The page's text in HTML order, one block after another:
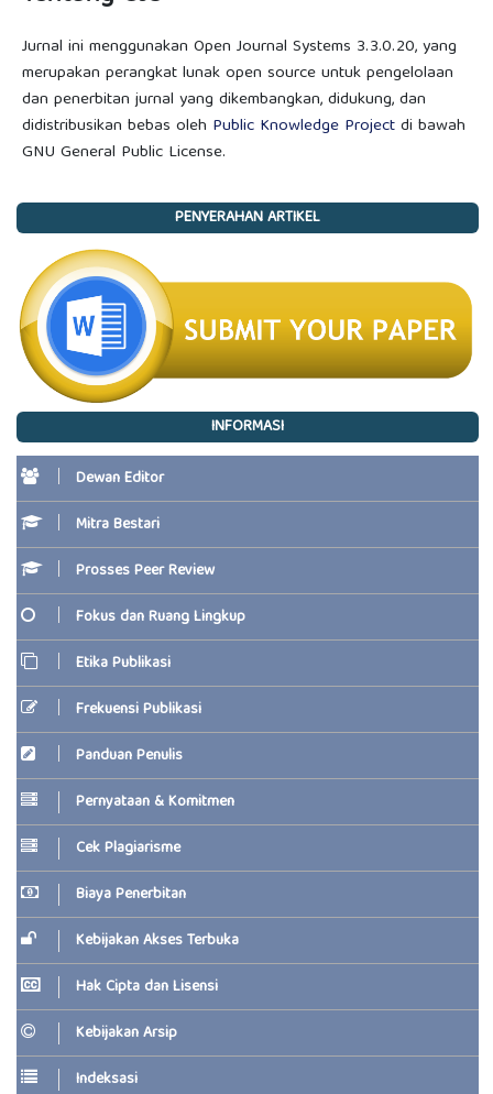
Jurnal ini menggunakan Open Journal Systems 3.3.0.20, yang
merupakan perangkat lunak open source untuk pengelolaan
dan penerbitan jurnal yang dikembangkan, didukung, dan
didistribusikan bebas oleh Public Knowledge Projectdi bawah
GNU General Public License.
PENYERAHAN ARTIKEL
INFORMASI
Dewan Editor
Mitra Bestari
Prosses Peer Review
Fokus dan Ruang Lingkup
Etika Publikasi
Frekuensi Publikasi
Panduan Penulis
Pernyataan & Komitmen
Cek Plagiarisme
Biaya Penerbitan
Kebijakan Akses Terbuka
Hak Cipta dan Lisensi
Kebijakan Arsip
Indeksasi